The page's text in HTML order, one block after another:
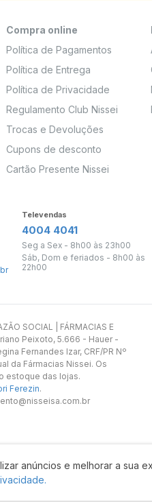
anúncios e melhorar a sua
Compra online
Política de Pagamentos
Política de Entrega
Política de Privacidade
Regulamento Club Nissei
Trocas e Devoluções
Cupons de desconto
Cartão Presente Nissei
Televendas
4004 4041
Seg a Sex - 8h00 às 23h00
Sáb, Dom e feriados - 8h00 às
22h00
SOCIAL | FÁRMACIAS E
Peixoto, 5.666 - Hauer -
Fernandes Izar, CRF/PR Nº
da Fármacias Nissei. Os
estoque das lojas.
Ferezin.